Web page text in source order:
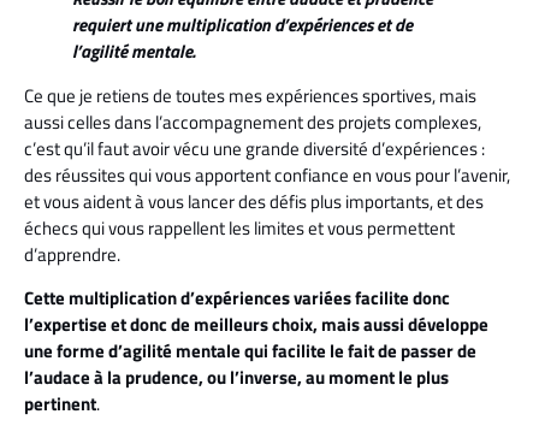
requiert une multiplication d’expériences et de
l’agilité mentale.
Ce que je retiens de toutes mes expériences sportives, mais
aussi celles dans l’accompagnement des projets complexes,
c’est qu’il faut avoir vécu une grande diversité d’expériences :
des réussites qui vous apportent confiance en vous pour l’avenir,
et vous aident à vous lancer des défis plus importants, et des
échecs qui vous rappellent les limites et vous permettent
d’apprendre.
Cette multiplication d’expériences variées facilite donc
l’expertise et donc de meilleurs choix, mais aussi développe
une forme d’agilité mentale qui facilite le fait de passer de
l’audace à la prudence, ou l’inverse, au moment le plus
pertinent.